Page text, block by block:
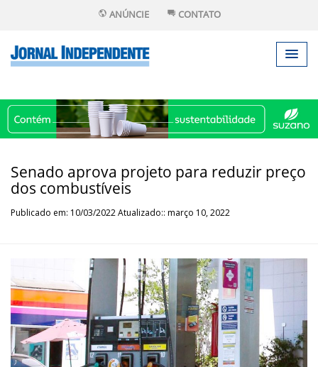
ANÚNCIE CONTATO
Senado aprova projeto para reduzir preço
dos combustíveis
Publicado em: 10/03/2022 Atualizado:: março 10, 2022